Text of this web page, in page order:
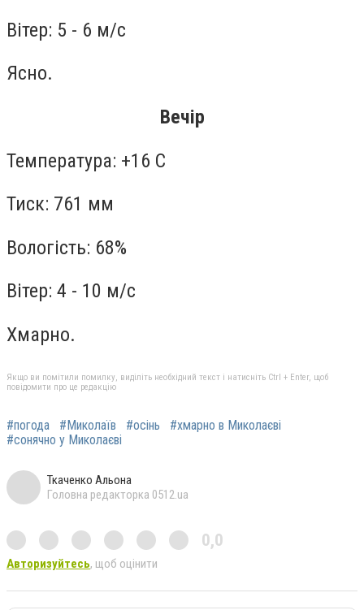
Вітер: 5 - 6 м/с
Ясно.
Вечір
Температура: +16 С
Тиск: 761 мм
Вологість: 68%
Вітер: 4 - 10 м/с
Хмарно.
Якщо ви помітили помилку, виділіть необхідний текст і натисніть Ctrl + Enter, щоб
повідомити про це редакцію
#погода #Миколаїв #осінь
#хмарно в Миколаєві
#сонячно у Миколаєві
Ткаченко Альона
Головна редакторка 0512.ua
0,0
Авторизуйтесь, щоб оцінити